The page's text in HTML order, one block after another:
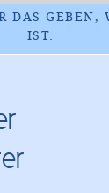
DAS GEBEN,
IST.